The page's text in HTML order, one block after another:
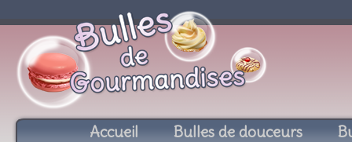
Accueil Bulles de douceurs